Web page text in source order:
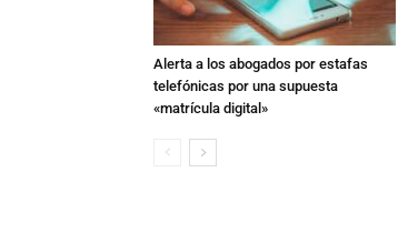
Alerta a los abogados por estafas
telefónicas por una supuesta
«matrícula digital»